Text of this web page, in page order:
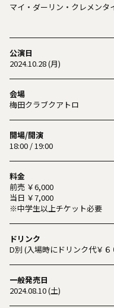
マイ・ダーリン・クレメンタ
公演日
2024.10.28 (月)
会場
梅田クラブクアトロ
開場/開演
18:00 / 19:00
料金
前売 ￥6,000
当日 ￥7,000
※中学生以上チケット必要
ドリンク
D別 (入場時にドリンク代￥６
一般発売日
2024.08.10 (土)